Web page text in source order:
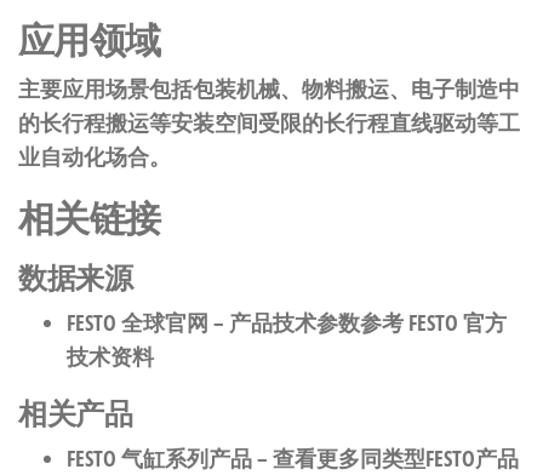
应用领域
主要应用场景包括包装机械、物料搬运、电子制造中
的长行程搬运等安装空间受限的长行程直线驱动等工
业自动化场合。
相关链接
数据来源
FESTO 全球官网 – 产品技术参数参考 FESTO 官方
技术资料
相关产品
FESTO 气缸系列产品– 查看更多同类型FESTO产品